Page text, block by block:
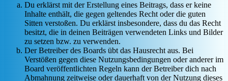
Du erklärst mit der Erstellung eines Beitrags, dass er keine
Inhalte enthält, die gegen geltendes Recht oder die guten
Sitten verstoßen. Du erklärst insbesondere, dass du das Recht
besitzt, die in deinen Beiträgen verwendeten Links und Bilder
zu setzen bzw. zu verwenden.
Der Betreiber des Boards übt das Hausrecht aus. Bei
Verstößen gegen diese Nutzungsbedingungen oder anderer im
Board veröffentlichten Regeln kann der Betreiber dich nach
Abmahnung zeitweise oder dauerhaft von der Nutzung dieses